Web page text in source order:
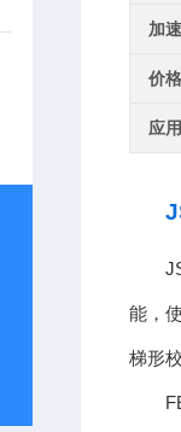
加
价
应
能，
梯形